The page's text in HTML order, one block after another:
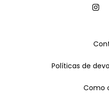
Políticas de
Como